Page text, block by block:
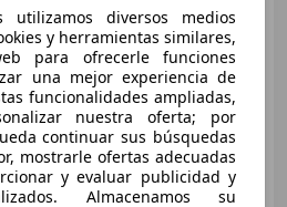
Súper oferta
Electro/Gasolina
utilizamos diversos medios
y herramientas similares,
para ofrecerle funciones
una mejor experiencia de
funcionalidades ampliadas,
nuestra oferta; por
continuar sus búsquedas
mostrarle ofertas adecuadas
y evaluar publicidad y
Almacenamos su